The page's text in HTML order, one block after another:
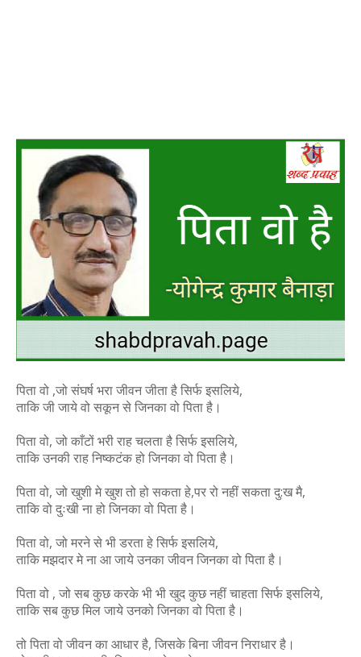
पिता वो ,जो संघर्ष भरा जीवन जीता है सिर्फ इसलिये,
ताकि जी जाये वो सकून से जिनका वो पिता है।
पिता वो, जो काँटों भरी राह चलता है सिर्फ इसलिये,
ताकि उनकी राह निष्कटंक हो जिनका वो पिता है।
पिता वो, जो खुशी मे खुश तो हो सकता हे,पर रो नहीं सकता दु:ख मै,
ताकि वो दुःखी ना हो जिनका वो पिता है।
पिता वो, जो मरने से भी डरता हे सिर्फ इसलिये,
ताकि मझदार मे ना आ जाये उनका जीवन जिनका वो पिता है।
पिता वो , जो सब कुछ करके भी भी खुद कुछ नहीं चाहता सिर्फ इसलिये,
ताकि सब कुछ मिल जाये उनको जिनका वो पिता है।
तो पिता वो जीवन का आधार है, जिसके बिना जीवन निराधार है।